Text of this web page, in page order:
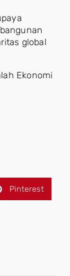
global
Ekonomi
Pinterest